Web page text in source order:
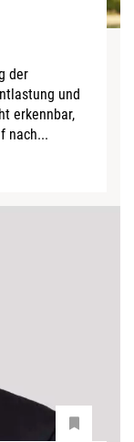
der
und
erkennbar,
nach...